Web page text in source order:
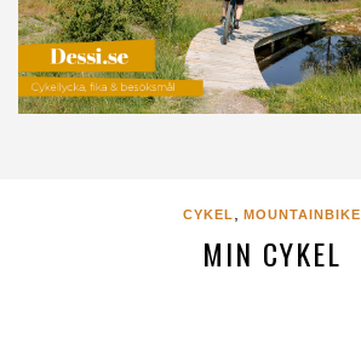
CYKEL , MOUNTAINBIKE
MIN CYKEL